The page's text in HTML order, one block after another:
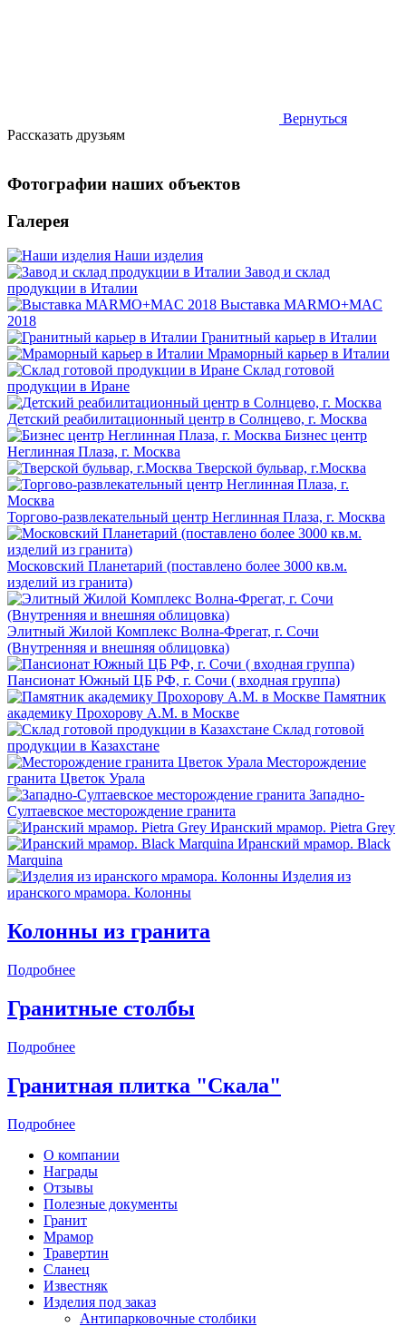
Вернуться
Рассказать друзьям
Фотографии наших объектов
Галерея
Наши изделия
Завод и склад
продукции в Италии
Выставка MARMO+MAC
2018
Гранитный карьер в Италии
Мраморный карьер в Италии
Склад готовой
продукции в Иране
Детский реабилитационный центр в Солнцево, г. Москва
Бизнес центр
Неглинная Плаза, г. Москва
Тверской бульвар, г.Москва
Торгово-развлекательный центр Неглинная Плаза, г. Москва
Московский Планетарий (поставлено более 3000 кв.м.
изделий из гранита)
Элитный Жилой Комплекс Волна-Фрегат, г. Сочи
(Внутренняя и внешняя облицовка)
Пансионат Южный ЦБ РФ, г. Сочи ( входная группа)
Памятник
академику Прохорову А.М. в Москве
Склад готовой
продукции в Казахстане
Месторождение
гранита Цветок Урала
Западно-
Султаевское месторождение гранита
Иранский мрамор. Pietra Grey
Иранский мрамор. Black
Marquina
Изделия из
иранского мрамора. Колонны
Колонны из гранита
Подробнее
Гранитные столбы
Подробнее
Гранитная плитка "Скала"
Подробнее
О компании
Награды
Отзывы
Полезные документы
Гранит
Мрамор
Травертин
Сланец
Известняк
Изделия под заказ
Антипарковочные столбики